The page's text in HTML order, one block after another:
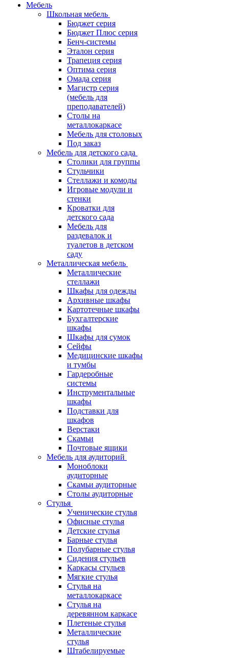
Мебель
Школьная мебель
Бюджет серия
Бюджет Плюс серия
Бенч-системы
Эталон серия
Трапеция серия
Оптима серия
Омада серия
Магистр серия
(мебель для
преподавателей)
Столы на
металлокаркасе
Мебель для столовых
Под заказ
Мебель для детского сада
Столики для группы
Стульчики
Стеллажи и комоды
Игровые модули и
стенки
Кроватки для
детского сада
Мебель для
раздевалок и
туалетов в детском
саду
Металлическая мебель
Металлические
стеллажи
Шкафы для одежды
Архивные шкафы
Картотечные шкафы
Бухгалтерские
шкафы
Шкафы для сумок
Сейфы
Медицинские шкафы
и тумбы
Гардеробные
системы
Инструментальные
шкафы
Подставки для
шкафов
Верстаки
Скамьи
Почтовые ящики
Мебель для аудиторий
Моноблоки
аудиторные
Скамьи аудиторные
Столы аудиторные
Стулья
Ученические стулья
Офисные стулья
Детские стулья
Барные стулья
Полубарные стулья
Сидения стульев
Каркасы стульев
Мягкие стулья
Стулья на
металлокаркасе
Стулья на
деревянном каркасе
Плетеные стулья
Металлические
стулья
Штабелируемые